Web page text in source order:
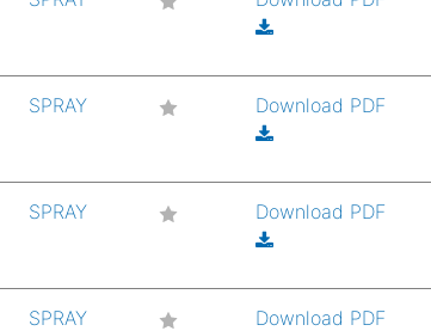
SPRAY Download PDF
SPRAY Download PDF
SPRAY Download PDF